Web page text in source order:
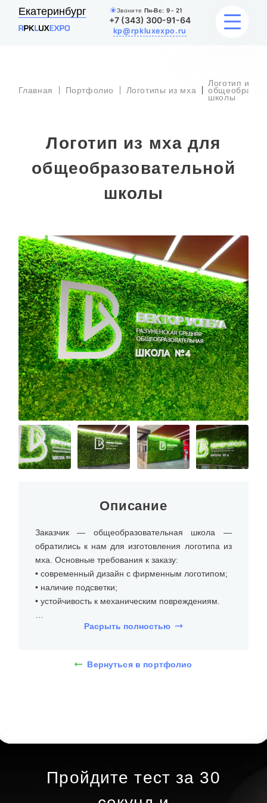
Екатеринбург Звоните Пн-Вс: 9 - 21
+7 (343) 300-91-64
kp@rpkluxexpo.ru
УСЛУГИ
АКЦИИ
Главная Портфолио Логотипы из мха
Логотип из
школы
Логотип из мха для
общеобразовательной
школы
Описание
Заказчик — общеобразовательная школа —
обратились к нам для изготовления логотипа из
мха. Основные требования к заказу:
• современный дизайн с фирменным логотипом;
• наличие подсветки;
• устойчивость к механическим повреждениям.
Для заказа был изготовлен логотип из мха
представляет собой современное и экологичное
Расрыть полностью
Вернуться в портфолио
Пройдите тест за 30